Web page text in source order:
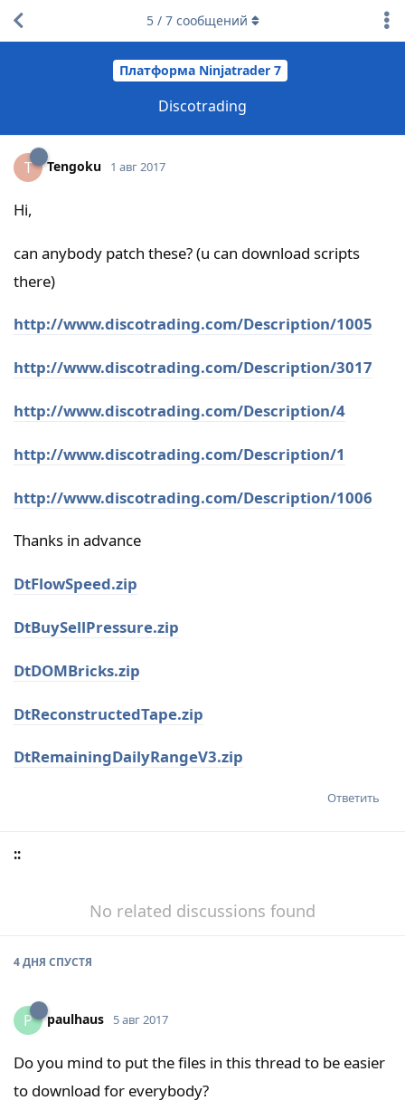
Платформа Ninjatrader 7
Discotrading
5/ 7сообщений
T Tengoku 1 авг 2017
Hi,
can anybody patch these? (u can download scripts
there)
http://www.discotrading.com/Description/1005
http://www.discotrading.com/Description/3017
http://www.discotrading.com/Description/4
http://www.discotrading.com/Description/1
http://www.discotrading.com/Description/1006
Thanks in advance
DtFlowSpeed.zip
DtBuySellPressure.zip
DtDOMBricks.zip
DtReconstructedTape.zip
DtRemainingDailyRangeV3.zip
Ответить
::
No related discussions found
4 ДНЯ СПУСТЯ
P paulhaus 5 авг 2017
Do you mind to put the files in this thread to be easier
to download for everybody?